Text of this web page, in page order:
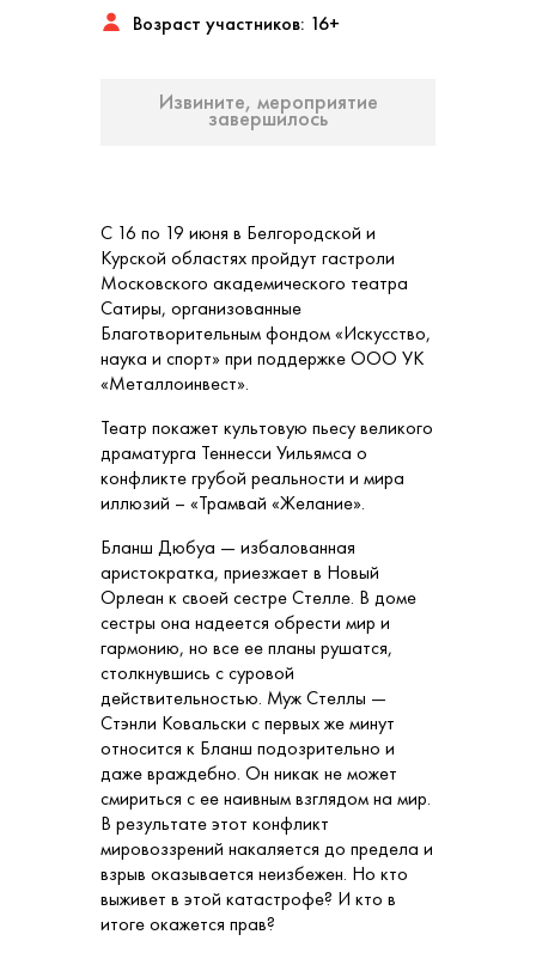
Возраст участников: 16+
Извините, мероприятие
завершилось
С 16 по 19 июня в Белгородской и
Курской областях пройдут гастроли
Московского академического театра
Сатиры, организованные
Благотворительным фондом «Искусство,
наука и спорт» при поддержке ООО УК
«Металлоинвест».
Театр покажет культовую пьесу великого
драматурга Теннесси Уильямса о
конфликте грубой реальности и мира
иллюзий – «Трамвай «Желание».
Бланш Дюбуа — избалованная
аристократка, приезжает в Новый
Орлеан к своей сестре Стелле. В доме
сестры она надеется обрести мир и
гармонию, но все ее планы рушатся,
столкнувшись с суровой
действительностью. Муж Стеллы —
Стэнли Ковальски с первых же минут
относится к Бланш подозрительно и
даже враждебно. Он никак не может
смириться с ее наивным взглядом на мир.
В результате этот конфликт
мировоззрений накаляется до предела и
взрыв оказывается неизбежен. Но кто
выживет в этой катастрофе? И кто в
итоге окажется прав?